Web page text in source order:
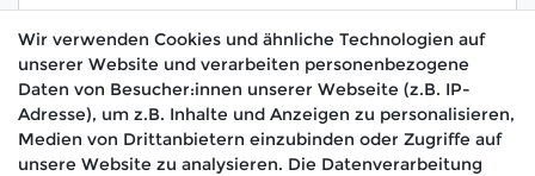
Hiermit bestätige ich, dass ich dieDaten­schutz­
erklärung gelesen habe. *
Absenden
Wir verwenden Cookies und ähnliche Technologien auf
unserer Website und verarbeiten personenbezogene
Daten von Besucher:innen unserer Webseite (z.B. IP-
Adresse), um z.B. Inhalte und Anzeigen zu personalisieren,
Medien von Drittanbietern einzubinden oder Zugriffe auf
unsere Website zu analysieren. Die Datenverarbeitung